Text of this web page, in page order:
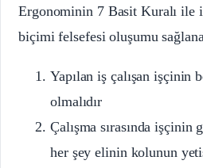
Ergonominin 7 Basit Kuralı ile
biçimi felsefesi oluşumu
Yapılan iş çalışan işçinin
olmalıdır
Çalışma sırasında
her şey elinin kolunun